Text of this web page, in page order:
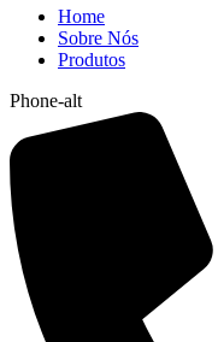
Home
Sobre Nós
Produtos
Phone-alt